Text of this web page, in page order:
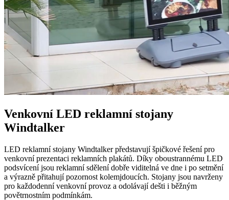
Venkovní LED reklamní stojany
Windtalker
LED reklamní stojany Windtalker představují špičkové řešení pro
venkovní prezentaci reklamních plakátů. Díky oboustrannému LED
podsvícení jsou reklamní sdělení dobře viditelná ve dne i po setmění
a výrazně přitahují pozornost kolemjdoucích. Stojany jsou navrženy
pro každodenní venkovní provoz a odolávají dešti i běžným
povětrnostním podmínkám.